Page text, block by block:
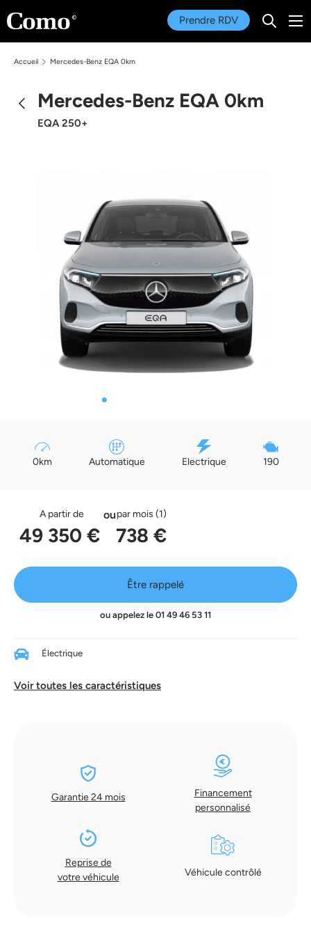
Aller au contenu
Prendre RDV
Accueil Mercedes-Benz EQA 0km
Mercedes-Benz EQA 0km
EQA 250+
Image 1
0km Automatique Electrique 190
A partir de
49 350 €
oupar mois (1)
738 €
Être rappelé
ou appelez le 01 49 46 53 11
Électrique
Voir toutes les caractéristiques
Garantie 24 mois
Financement
personnalisé
Reprise de
votre véhicule
Véhicule contrôlé